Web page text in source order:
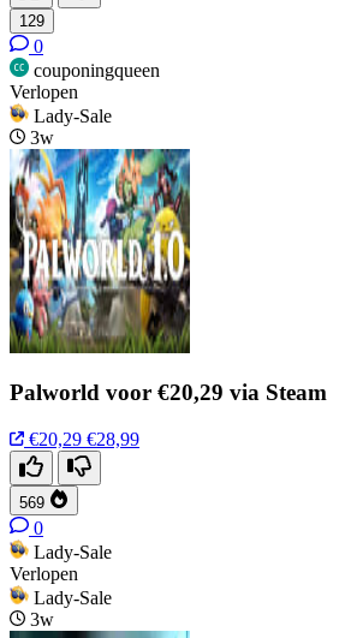
129
0
couponingqueen
Verlopen
Lady-Sale
3w
Palworld voor €20,29 via Steam
€20,29 €28,99
569
0
Lady-Sale
Verlopen
Lady-Sale
3w